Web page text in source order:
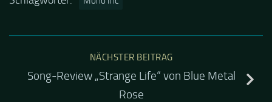
NÄCHSTER BEITRAG
Song-Review „Strange Life“ von Blue Metal
Rose